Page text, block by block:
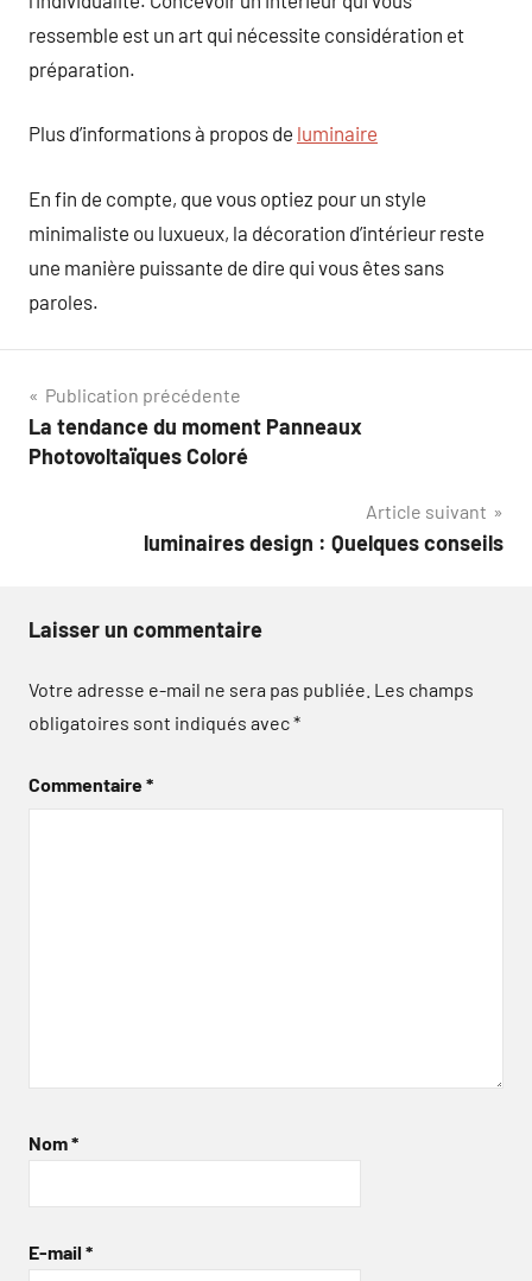
ressemble est un art qui nécessite considération et
préparation.
Plus d’informations à propos de luminaire
En fin de compte, que vous optiez pour un style
minimaliste ou luxueux, la décoration d’intérieur reste
une manière puissante de dire qui vous êtes sans
paroles.
Navigation
de
Publication précédente
La tendance du moment Panneaux
Photovoltaïques Coloré
Article suivant
luminaires design : Quelques conseils
Laisser un commentaire
Votre adresse e-mail ne sera pas publiée. Les champs
obligatoires sont indiqués avec*
Commentaire*
Nom*
E-mail *